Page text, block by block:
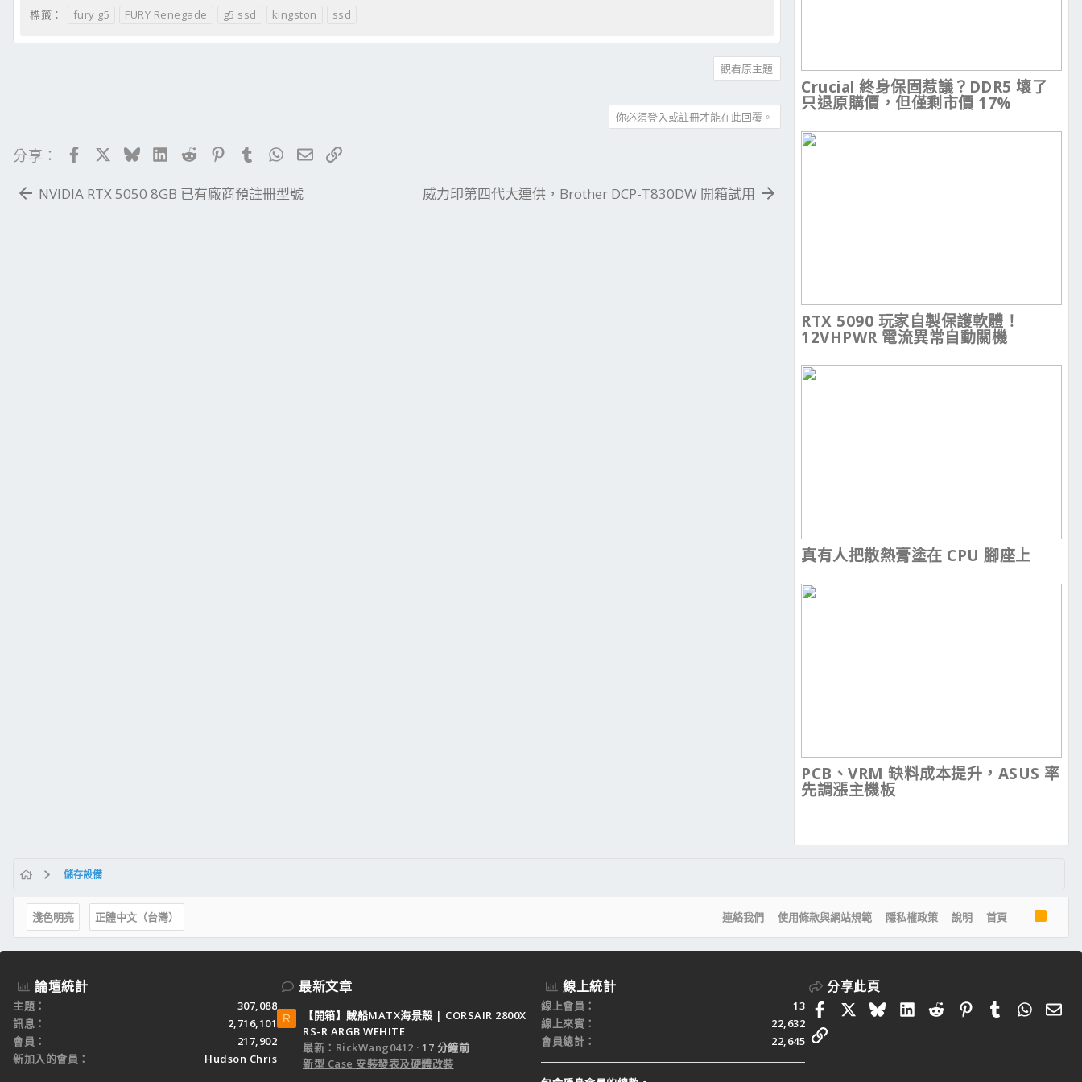
標籤： fury g5 FURY Renegade g5 ssd kingston ssd
觀看原主題
你必須登入或註冊才能在此回覆。
分享： FacebookBlueskyLinkedIn
RedditPinterestTumblrWhatsApp
電子郵件
連結
NVIDIA RTX 5050 8GB 已有廠商預註冊型號 威力印第四代大連供，Brother DCP-T830DW 開箱試用
Crucial 終身保固惹議？DDR5 壞了
只退原購價，但僅剩市價 17%
RTX 5090 玩家自製保護軟體！
12VHPWR 電流異常自動關機
真有人把散熱膏塗在 CPU 腳座上
PCB、VRM 缺料成本提升，ASUS 率
先調漲主機板
儲存設備
淺色明亮 正體中文（台灣） 連絡我們 使用條款與網站規範 隱私權政策 說明 首頁
S
論壇統計
主題
307,088
訊息
2,716,101
會員
217,902
新加入的會員
Hudson Chris
最新文章
R
【開箱】賊船MATX海景殼 | CORSAIR 2800X
RS-R ARGB WEHITE
最新：RickWang0412
17 分鐘前
新型 Case 安裝發表及硬體改裝
線上統計
線上會員
13
線上來賓
22,632
會員總計
22,645
分享此頁
FacebookBlueskyLinkedIn
RedditPinterestTumblr 電
連結